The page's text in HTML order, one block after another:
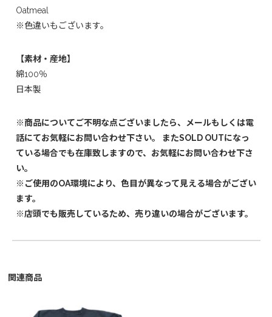
Oatmeal
※色違いもございます。
【素材・産地】
綿100％
日本製
※商品についてご不明な点ございましたら、メールもしくは電
話にてお気軽にお問い合わせ下さい。 またSOLD OUTになっ
ている場合でも在庫致しますので、お気軽にお問い合わせ下さ
い。
※ご使用のOA環境により、色目が異なって見える場合がござい
ます。
※店頭でも販売しているため、売り違いの場合がございます。
関連商品